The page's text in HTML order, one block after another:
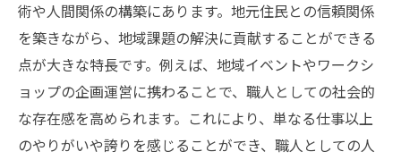
術や人間関係の構築にあります。地元住民との信頼関係
を築きながら、地域課題の解決に貢献することができる
点が大きな特長です。例えば、地域イベントやワークシ
ョップの企画運営に携わることで、職人としての社会的
な存在感を高められます。これにより、単なる仕事以上
のやりがいや誇りを感じることができ、職人としての人